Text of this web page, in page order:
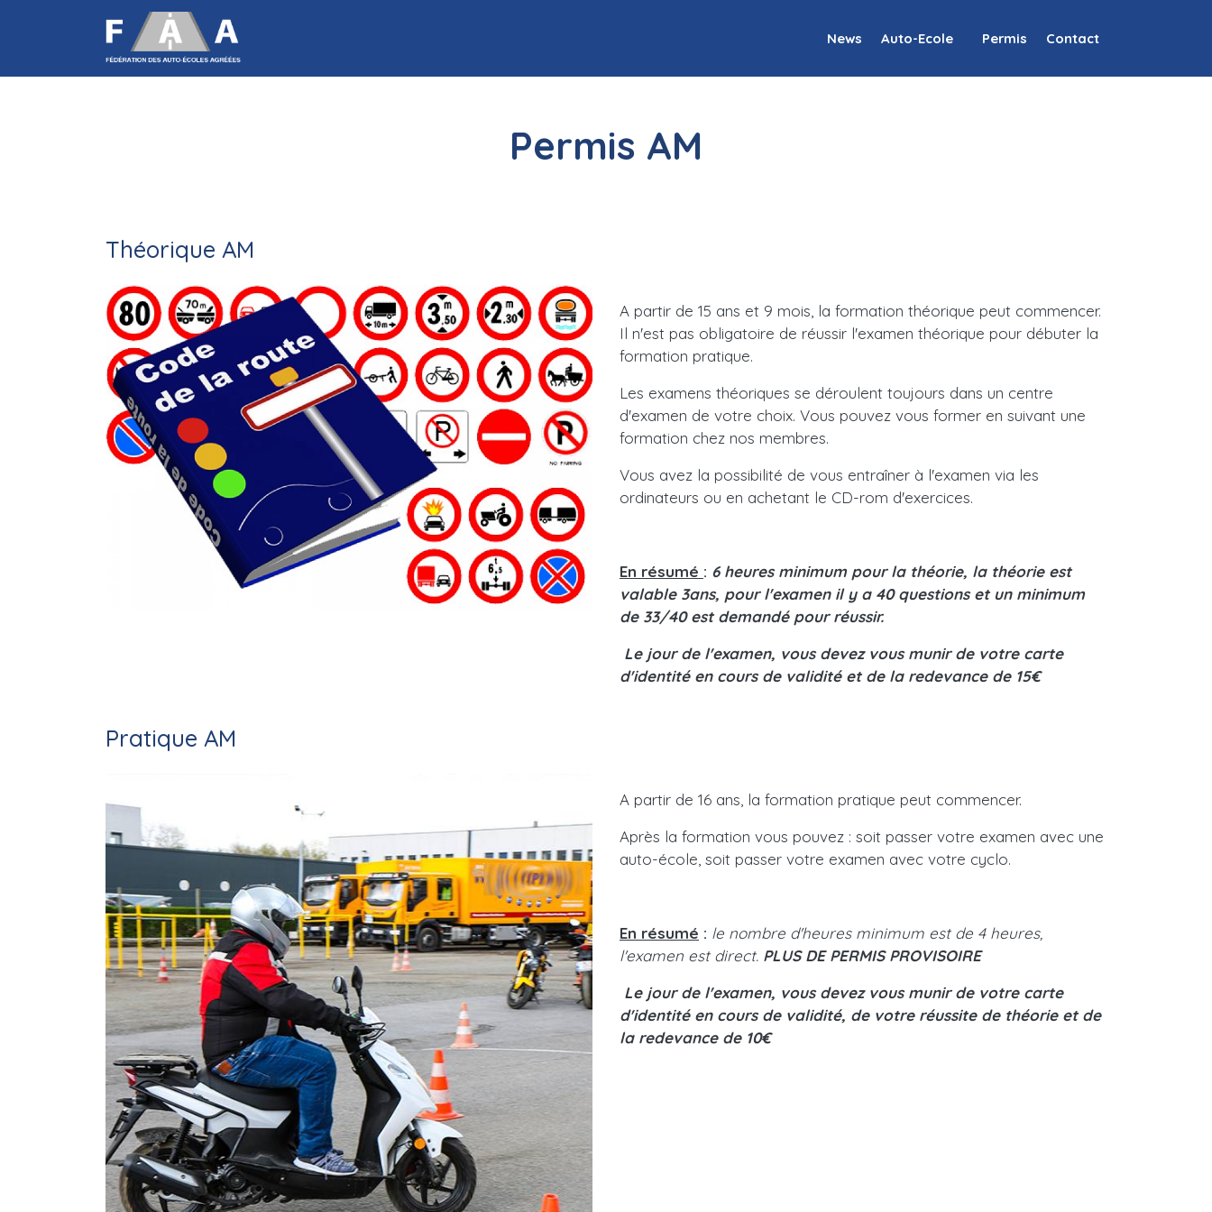
News Auto-Ecole Permis Contact
Permis AM
Théorique AM
A partir de 15 ans et 9 mois, la formation théorique peut commencer.
Il n'est pas obligatoire de réussir l'examen théorique pour débuter la
formation pratique.
Les examens théoriques se déroulent toujours dans un centre
d'examen de votre choix. Vous pouvez vous former en suivant une
formation chez nos membres.
Vous avez la possibilité de vous entraîner à l'examen via les
ordinateurs ou en achetant le CD-rom d'exercices.
En résumé : 6 heures minimum pour la théorie, la théorie est
valable 3ans, pour l'examen il y a 40 questions et un minimum
de 33/40 est demandé pour réussir.
Le jour de l'examen, vous devez vous munir de votre carte
d'identité en cours de validité et de la redevance de 15€
Pratique AM
A partir de 16 ans, la formation pratique peut commencer.
Après la formation vous pouvez : soit passer votre examen avec une
auto-école, soit passer votre examen avec votre cyclo.
En résumé : le nombre d'heures minimum est de 4 heures,
l'examen est direct. PLUS DE PERMIS PROVISOIRE
Le jour de l'examen, vous devez vous munir de votre carte
d'identité en cours de validité, de votre réussite de théorie et de
la redevance de 10€